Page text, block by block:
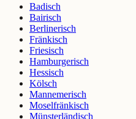
Badisch
Bairisch
Berlinerisch
Fränkisch
Friesisch
Hamburgerisch
Hessisch
Kölsch
Mannemerisch
Moselfränkisch
Münsterländisch